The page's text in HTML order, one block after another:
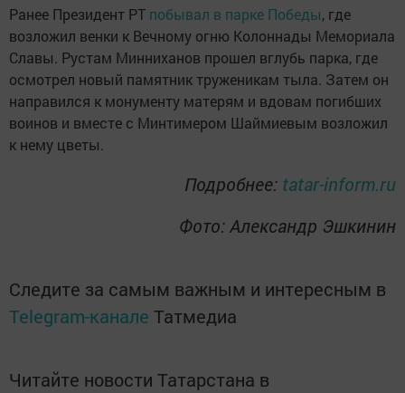
Ранее Президент РТ побывал в парке Победы, где
возложил венки к Вечному огню Колоннады Мемориала
Славы. Рустам Минниханов прошел вглубь парка, где
осмотрел новый памятник труженикам тыла. Затем он
направился к монументу матерям и вдовам погибших
воинов и вместе с Минтимером Шаймиевым возложил
к нему цветы.
Подробнее: tatar-inform.ru
Фото: Александр Эшкинин
Следите за самым важным и интересным в
Telegram-канале Татмедиа
Читайте новости Татарстана в